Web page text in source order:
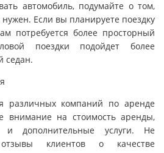
автомобиль, подумайте о том,
Если вы планируете поездку
потребуется более просторный
поездки подойдет более
седан.
различных компаний по аренде
внимание на стоимость аренды,
и дополнительные услуги. Не
клиентов о качестве